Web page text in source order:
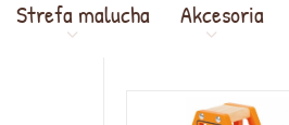
Strefa malucha Akcesoria